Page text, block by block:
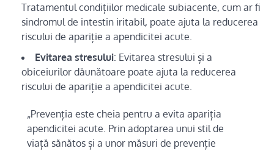
Tratamentul condițiilor medicale subiacente, cum ar fi
sindromul de intestin iritabil, poate ajuta la reducerea
riscului de apariție a apendicitei acute.
Evitarea stresului: Evitarea stresului și a
obiceiurilor dăunătoare poate ajuta la reducerea
riscului de apariție a apendicitei acute.
„Prevenția este cheia pentru a evita apariția
apendicitei acute. Prin adoptarea unui stil de
viață sănătos și a unor măsuri de prevenție